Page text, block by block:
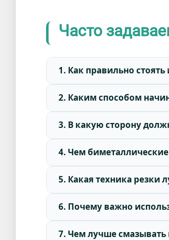
Часто
1. Как правильно
2. Каким способом
3. В какую сторону
4. Чем
5. Какая техника резки
6. Почему важно
7. Чем лучше смазывать